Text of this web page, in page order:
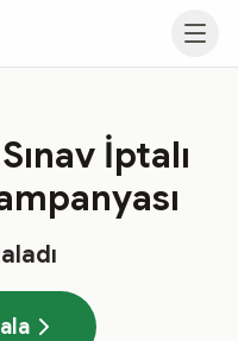
İptalı